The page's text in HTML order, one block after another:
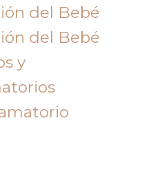
del Bebé
del Bebé
y